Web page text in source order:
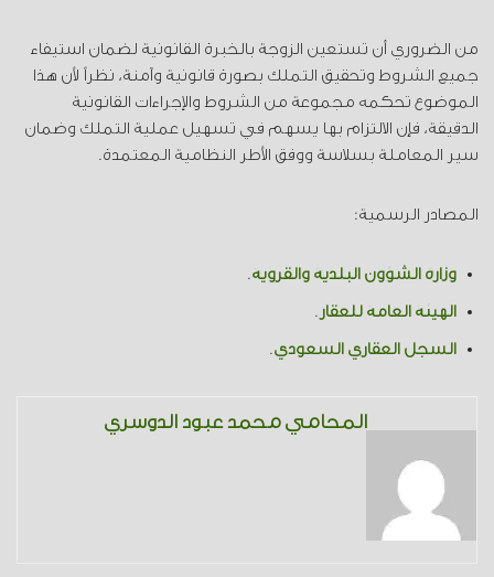
من الضروري أن تستعين الزوجة بالخبرة القانونية لضمان استيفاء
جميع الشروط وتحقيق التملك بصورة قانونية وآمنة، نظراً لأن هذا
الموضوع تحكمه مجموعة من الشروط والإجراءات القانونية
الدقيقة، فإن الالتزام بها يسهم في تسهيل عملية التملك وضمان
سير المعاملة بسلاسة ووفق الأطر النظامية المعتمدة.
المصادر الرسمية:
وزارة الشؤون البلدية والقروية.
الهيئة العامة للعقار .
السجل العقاري السعودي.
المحامي محمد عبود الدوسري